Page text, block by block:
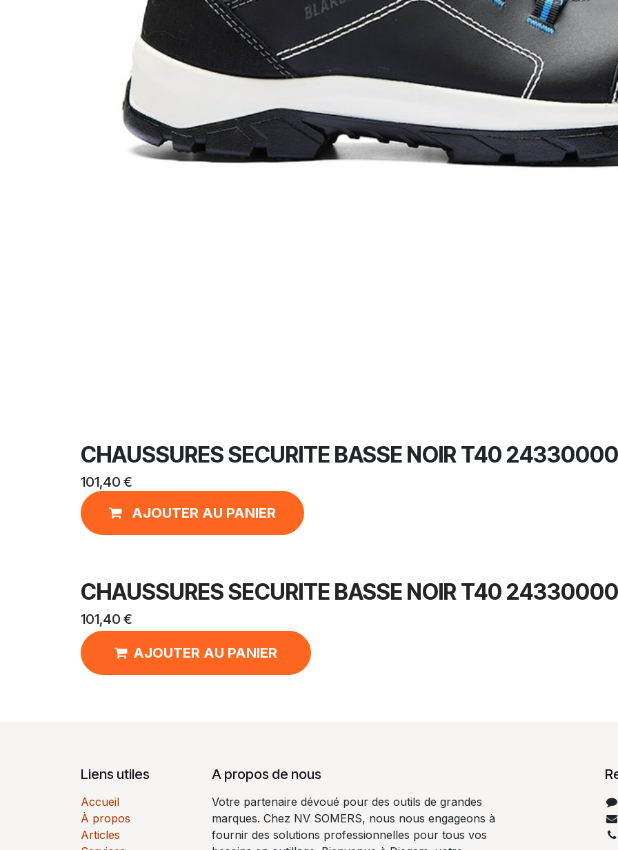
CHAUSSURES SECURITE BASSE NOIR T40
101,40 €
AJOUTER AU PANIER
CHAUSSURES SECURITE BASSE NOIR T40
101,40 €
AJOUTER AU PANIER
Liens utiles
Accueil
À propos
Articles
A propos de nous
Votre partenaire dévoué pour des outils de grandes
marques. Chez NV SOMERS, nous nous engageons à
fournir des solutions professionnelles pour tous vos